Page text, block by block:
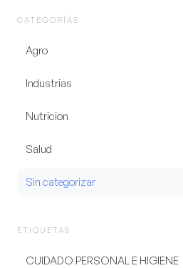
CATEGORÍAS
Agro
Industrias
Nutricion
Salud
Sin categorizar
ETIQUETAS
CUIDADO PERSONAL E HIGIENE